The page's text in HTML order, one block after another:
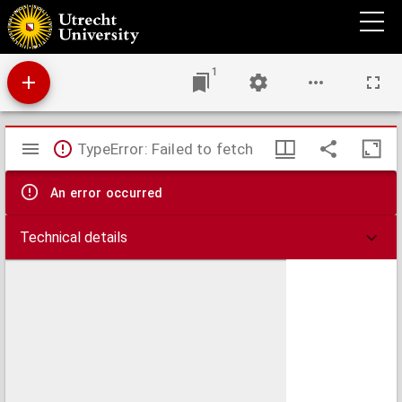
Gebeden en oefeningen voor de leden van de Aarts Broederschap der Heilige Vijf
Wonden Onzes Heeren Jesus Christus, anders genaamd Het Koordje van den H.
Franciscus.
1
Mirador
viewer
TypeError: Failed to fetch
An error occurred
Technical details